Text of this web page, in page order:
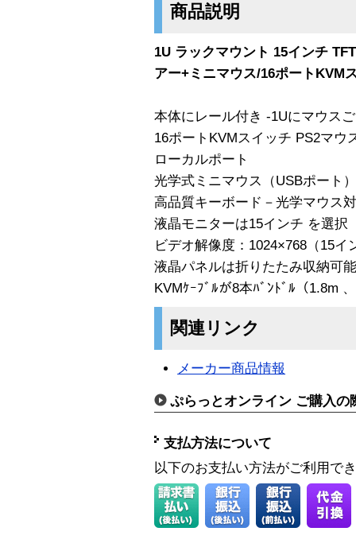
商品説明
1U ラックマウント 15インチ
アー+ミニマウス/16ポートKVM
本体にレール付き -1Uにマウス
16ポートKVMスイッチ PS2マウ
ローカルポート
光学式ミニマウス（USBポート
高品質キーボード－光学マウス
液晶モニターは15インチ を選択
ビデオ解像度：1024×768（15イ
液晶パネルは折りたたみ収納可能
KVMｹｰﾌﾞﾙが8本ﾊﾞﾝﾄﾞﾙ（1.8m
関連リンク
メーカー商品情報
ぷらっとオンライン ご購入の
支払方法について
以下のお支払い方法がご利用で